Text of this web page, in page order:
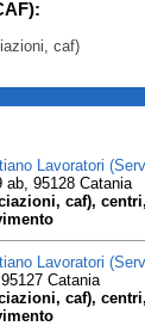
caf)
Lavoratori
ab, 95128 Catania
caf),
Lavoratori
Catania
caf),